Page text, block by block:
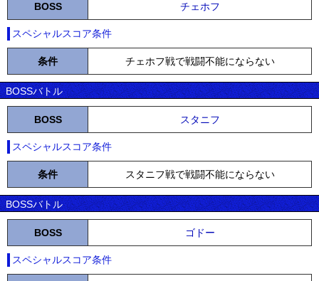
BOSS チェホフ
スペシャルスコア条件
条件 チェホフ戦で戦闘不能にならない
BOSSバトル
BOSS スタニフ
スペシャルスコア条件
条件 スタニフ戦で戦闘不能にならない
BOSSバトル
BOSS ゴドー
スペシャルスコア条件